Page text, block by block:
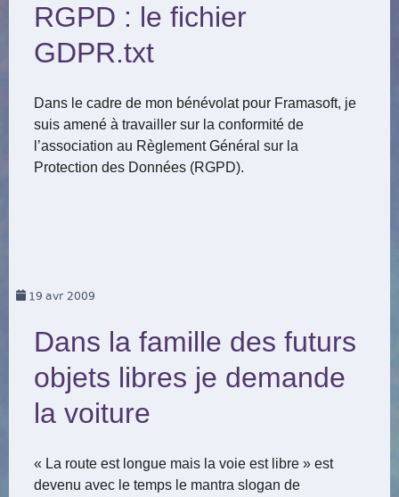
RGPD : le fichier
GDPR.txt
Dans le cadre de mon bénévolat pour Framasoft, je
suis amené à travailler sur la conformité de
l’association au Règlement Général sur la
Protection des Données (RGPD).
19 avr 2009
Dans la famille des futurs
objets libres je demande
la voiture
« La route est longue mais la voie est libre » est
devenu avec le temps le mantra slogan de